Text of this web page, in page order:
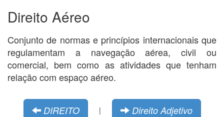
Direito Aéreo
Conjunto de normas e princípios internacionais que
regulamentam a navegação aérea, civil ou
comercial, bem como as atividades que tenham
relação com espaço aéreo.
DIREITO | Direito Adjetivo